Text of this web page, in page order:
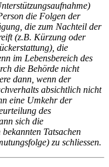
die Folgen der
die zum Nachteil der
(z.B. Kürzung oder
die
im Lebensbereich des
die Behörde nicht
dann, wenn der
absichtlich nicht
eine Umkehr der
des
sich die
Tatsachen
zu schliessen.